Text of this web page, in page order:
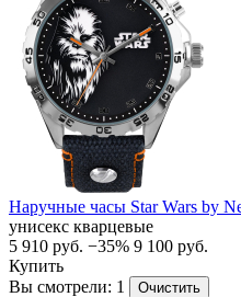
Наручные часы Star Wars by
унисекс кварцевые
5 910 руб. −35% 9 100 руб.
Купить
Вы смотрели: 1
Очистить